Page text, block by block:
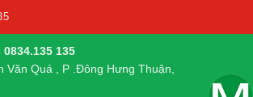
0834.135 135
Văn Quá , P .Đông Hưng Thuận,